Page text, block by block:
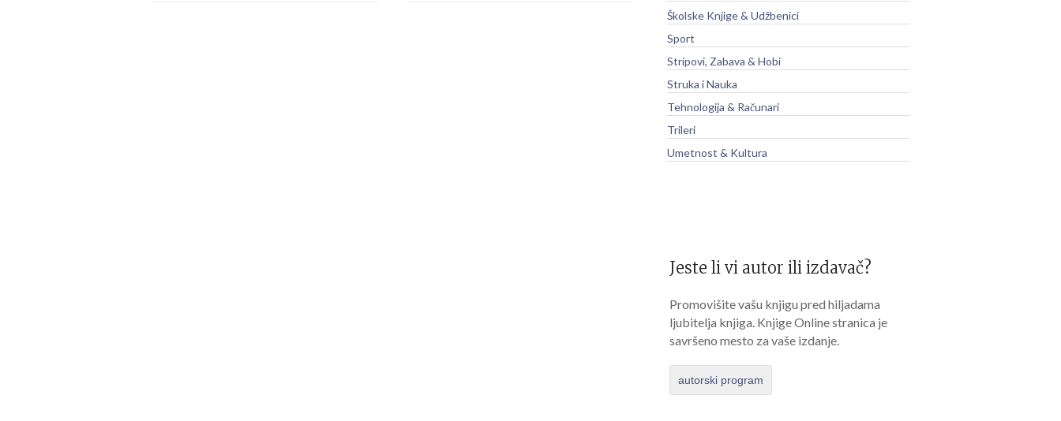
Školske Knjige & Udžbenici
Sport
Stripovi, Zabava & Hobi
Struka i Nauka
Tehnologija & Računari
Trileri
Umetnost & Kultura
Jeste li vi autor ili izdavač?
Promovišite vašu knjigu pred hiljadama
ljubitelja knjiga. Knjige Online stranica je
savršeno mesto za vaše izdanje.
autorski program